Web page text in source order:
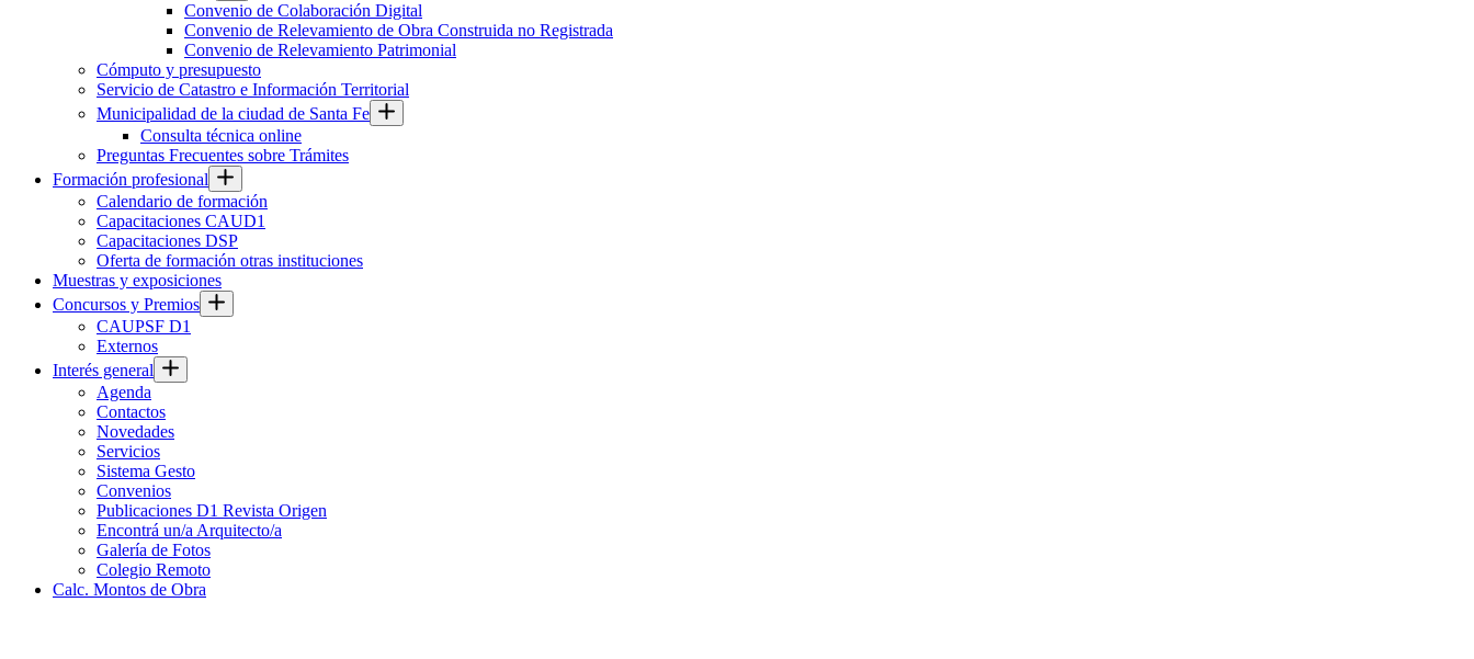
Convenio de Colaboración Digital
Convenio de Relevamiento de Obra Construida no Registrada
Convenio de Relevamiento Patrimonial
Cómputo y presupuesto
Servicio de Catastro e Información Territorial
Municipalidad de la ciudad de Santa Fe
Consulta técnica online
Preguntas Frecuentes sobre Trámites
Formación profesional
Calendario de formación
Capacitaciones CAUD1
Capacitaciones DSP
Oferta de formación otras instituciones
Muestras y exposiciones
Concursos y Premios
CAUPSF D1
Externos
Interés general
Agenda
Contactos
Novedades
Servicios
Sistema Gesto
Convenios
Publicaciones D1 Revista Origen
Encontrá un/a Arquitecto/a
Galería de Fotos
Colegio Remoto
Calc. Montos de Obra